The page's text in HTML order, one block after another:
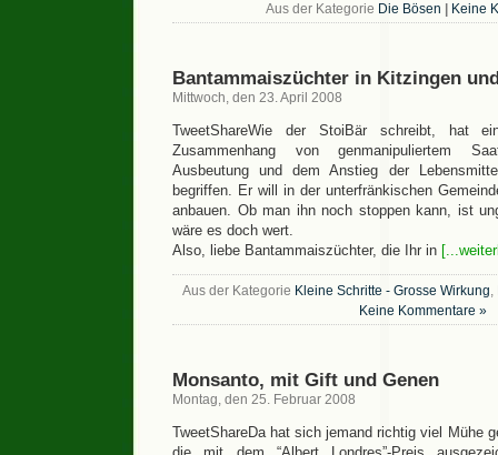
Aus der Kategorie Die Bösen Keine
Bantammaiszüchter in Kitzingen
Mittwoch, den 23. April 2008
TweetShareWie der StoiBär schreibt, hat
Zusammenhang von genmanipuliertem
Ausbeutung und dem Anstieg der
begriffen. Er will in der unterfränkischen
anbauen. Ob man ihn noch stoppen kann, ist
wäre es doch wert.
Also, liebe Bantammaiszüchter, die Ihr in
Aus der Kategorie Kleine Schritte - Grosse Wirkung,
Keine Kommentare »
Monsanto, mit Gift und Genen
Montag, den 25. Februar 2008
TweetShareDa hat sich jemand richtig viel Mühe